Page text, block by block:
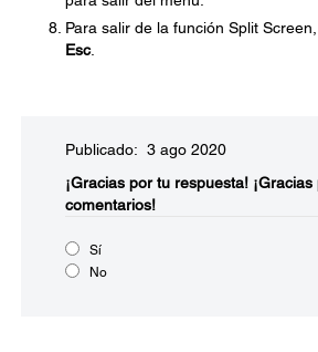
Para salir de la función Split
Esc.
Publicado: 3 ago 2020
¡Gracias por tu respuesta!
comentarios!
Sí
No